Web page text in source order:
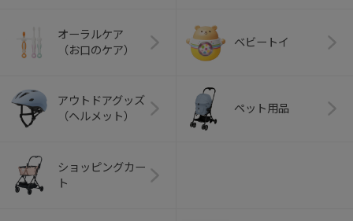
オーラルケア
（お口のケア）
ベビートイ
アウトドアグッズ
（ヘルメット）
ペット用品
ショッピングカー
ト